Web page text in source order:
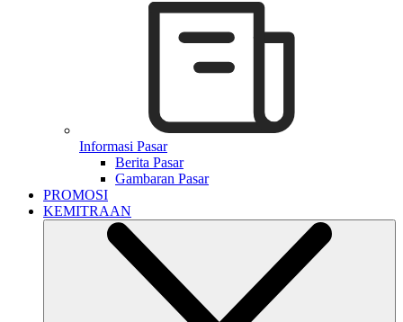
Informasi Pasar
Berita Pasar
Gambaran Pasar
PROMOSI
KEMITRAAN